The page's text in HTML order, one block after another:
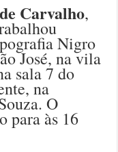
Carvalho,
Nigro
José, na vila
sala 7 do
na
O
para às 16